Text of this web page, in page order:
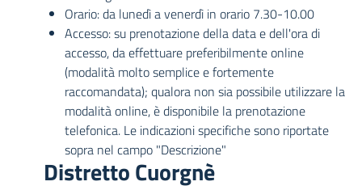
Orario: da lunedì a venerdì in orario 7.30-10.00
Accesso: su prenotazione della data e dell'ora di
accesso, da effettuare preferibilmente online
(modalità molto semplice e fortemente
raccomandata); qualora non sia possibile utilizzare la
modalità online, è disponibile la prenotazione
telefonica. Le indicazioni specifiche sono riportate
sopra nel campo "Descrizione"
Distretto Cuorgnè